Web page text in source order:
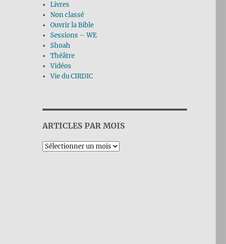
Livres
Non classé
Ouvrir la Bible
Sessions – WE
Shoah
Théâtre
Vidéos
Vie du CIRDIC
ARTICLES PAR MOIS
Archives